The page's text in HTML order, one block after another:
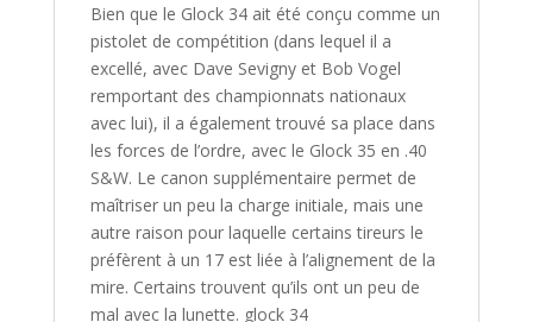
Bien que le Glock 34 ait été conçu comme un
pistolet de compétition (dans lequel il a
excellé, avec Dave Sevigny et Bob Vogel
remportant des championnats nationaux
avec lui), il a également trouvé sa place dans
les forces de l’ordre, avec le Glock 35 en .40
S&W. Le canon supplémentaire permet de
maîtriser un peu la charge initiale, mais une
autre raison pour laquelle certains tireurs le
préfèrent à un 17 est liée à l’alignement de la
mire. Certains trouvent qu’ils ont un peu de
mal avec la lunette. glock 34